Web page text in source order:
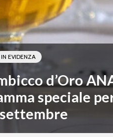
IN EVIDENZA
d’Oro
speciale